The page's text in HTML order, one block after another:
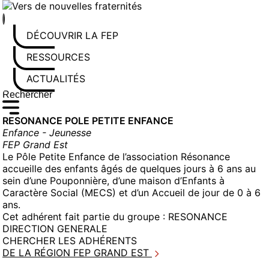
Aller
au
contenuDÉCOUVRIR LA FEP
RESSOURCES
ACTUALITÉS
Rechercher sur le site
Saisissez au moins 3 caractères pour lancer la recherche
RESONANCE POLE PETITE ENFANCE
Enfance - Jeunesse
FEP Grand Est
Le Pôle Petite Enfance de l’association Résonance
accueille des enfants âgés de quelques jours à 6 ans au
sein d’une Pouponnière, d’une maison d’Enfants à
Caractère Social (MECS) et d’un Accueil de jour de 0 à 6
ans.
Cet adhérent fait partie du groupe : RESONANCE
DIRECTION GENERALE
CHERCHER LES ADHÉRENTS
DE LA RÉGION FEP GRAND EST